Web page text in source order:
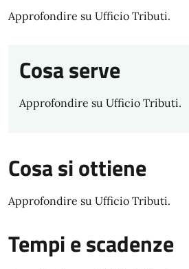
Approfondire su Ufficio Tributi.
Cosa serve
Approfondire su Ufficio Tributi.
Cosa si ottiene
Approfondire su Ufficio Tributi.
Tempi e scadenze